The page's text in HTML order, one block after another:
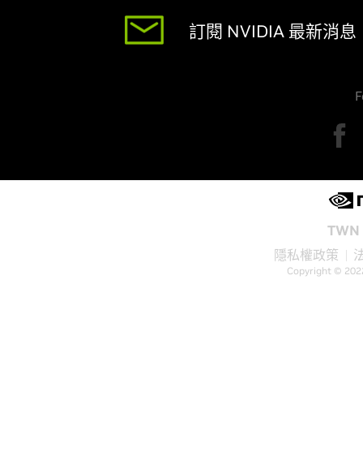
訂閱 NVIDIA 最新消息
隱私權政策
Copyright ©